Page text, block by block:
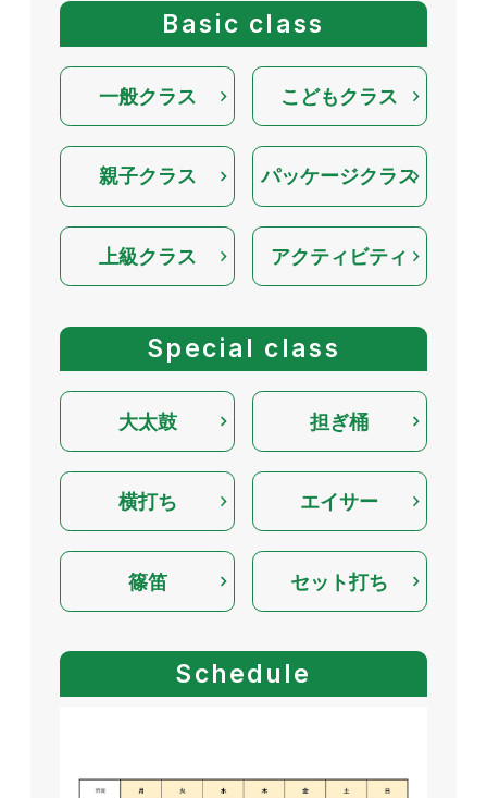
Basic class
一般クラス こどもクラス
親子クラス パッケージクラス
上級クラス アクティビティ
Special class
大太鼓 担ぎ桶
横打ち エイサー
篠笛 セット打ち
Schedule